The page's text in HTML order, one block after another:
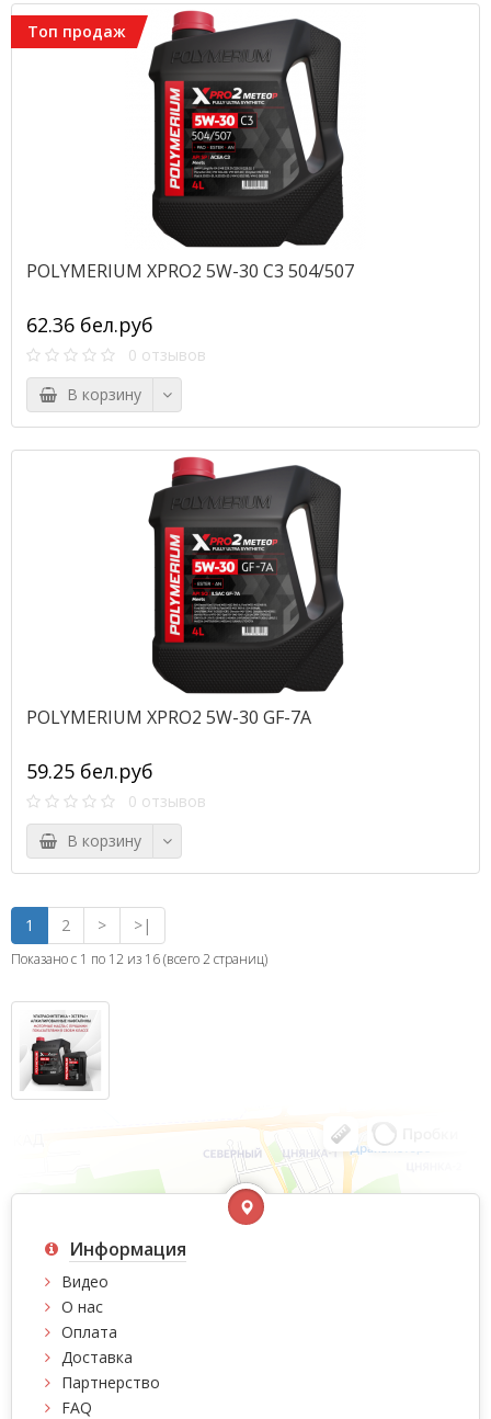
Топ продаж
POLYMERIUM XPRO2 5W-30 C3 504/507
62.36 бел.руб
0 отзывов
В корзину
POLYMERIUM XPRO2 5W-30 GF-7A
59.25 бел.руб
0 отзывов
В корзину
1 2 > >|
Показано с 1 по 12 из 16 (всего 2 страниц)
Информация
Видео
О нас
Оплата
Доставка
Партнерство
FAQ